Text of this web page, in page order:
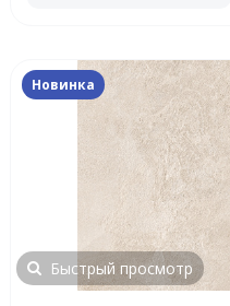
Новинка
Быстрый просмотр